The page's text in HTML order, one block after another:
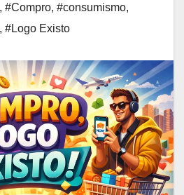
, #Compro, #consumismo,
, #Logo Existo